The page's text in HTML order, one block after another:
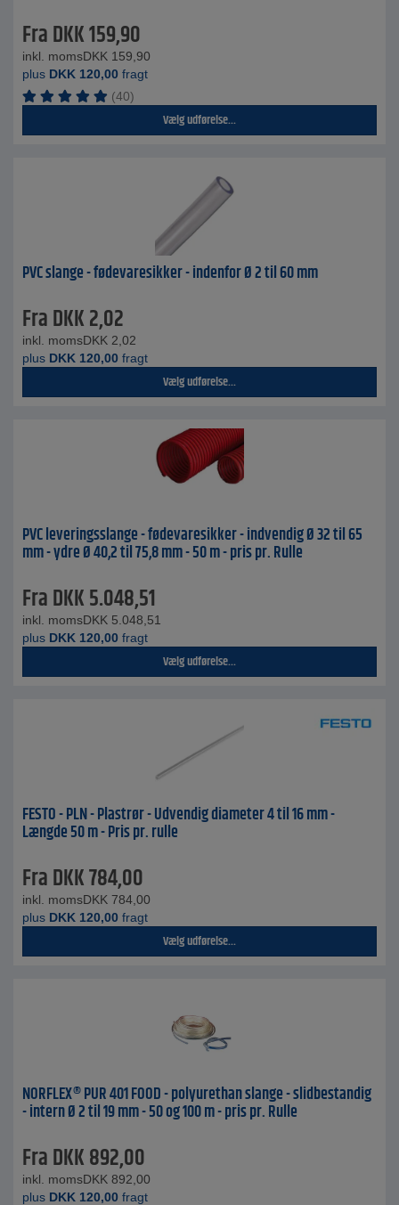
FraDKK159,90
inkl. momsDKK 159,90
plus DKK 120,00 fragt
(40)
Vælg udførelse...
PVC slange - fødevaresikker - indenfor Ø 2 til 60 mm
FraDKK2,02
inkl. momsDKK 2,02
plus DKK 120,00 fragt
Vælg udførelse...
PVC leveringsslange - fødevaresikker - indvendig Ø 32 til 65
mm - ydre Ø 40,2 til 75,8 mm - 50 m - pris pr. Rulle
FraDKK5.048,51
inkl. momsDKK 5.048,51
plus DKK 120,00 fragt
Vælg udførelse...
FESTO - PLN - Plastrør - Udvendig diameter 4 til 16 mm -
Længde 50 m - Pris pr. rulle
FraDKK784,00
inkl. momsDKK 784,00
plus DKK 120,00 fragt
Vælg udførelse...
NORFLEX® PUR 401 FOOD - polyurethan slange - slidbestandig
- intern Ø 2 til 19 mm - 50 og 100 m - pris pr. Rulle
FraDKK892,00
inkl. momsDKK 892,00
plus DKK 120,00 fragt